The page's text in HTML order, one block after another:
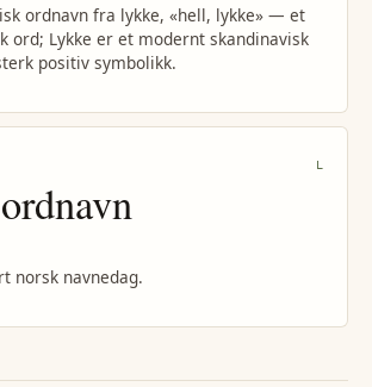
ordnavn fra lykke, «hell, lykke» — et
ord; Lykke er et modernt skandinavisk
positiv symbolikk.
L
norsk navnedag.